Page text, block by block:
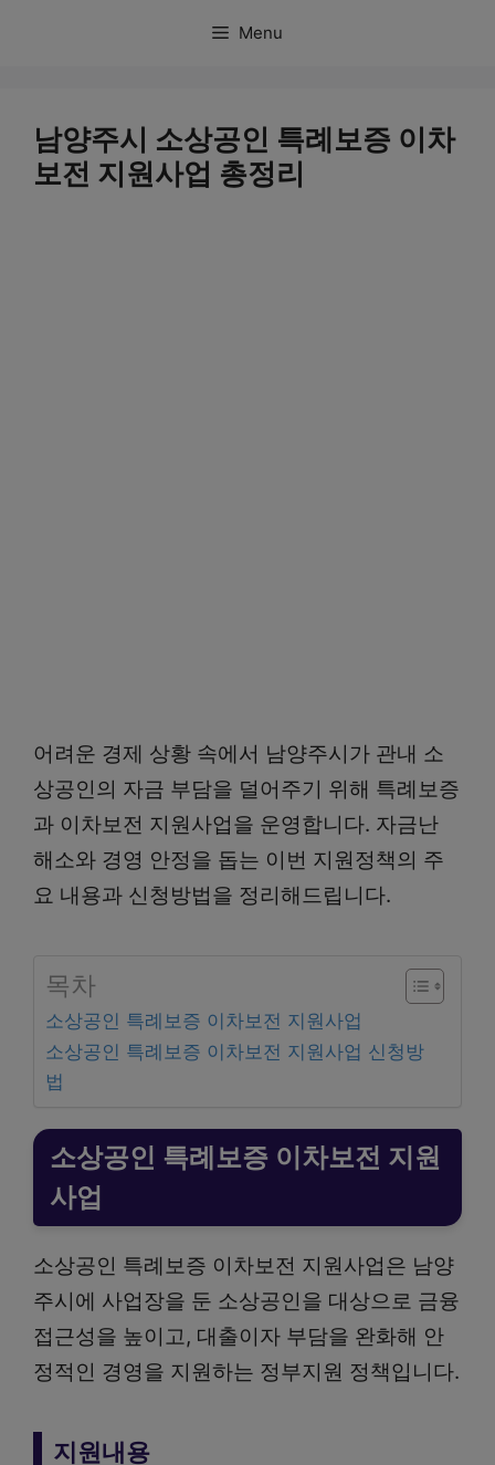
Menu
남양주시 소상공인 특례보증 이차
보전 지원사업 총정리
어려운 경제 상황 속에서 남양주시가 관내 소
상공인의 자금 부담을 덜어주기 위해 특례보증
과 이차보전 지원사업을 운영합니다. 자금난
해소와 경영 안정을 돕는 이번 지원정책의 주
요 내용과 신청방법을 정리해드립니다.
목차
소상공인 특례보증 이차보전 지원사업
소상공인 특례보증 이차보전 지원사업 신청방
법
소상공인 특례보증 이차보전 지원
사업
소상공인 특례보증 이차보전 지원사업은 남양
주시에 사업장을 둔 소상공인을 대상으로 금융
접근성을 높이고, 대출이자 부담을 완화해 안
정적인 경영을 지원하는 정부지원 정책입니다.
지원내용